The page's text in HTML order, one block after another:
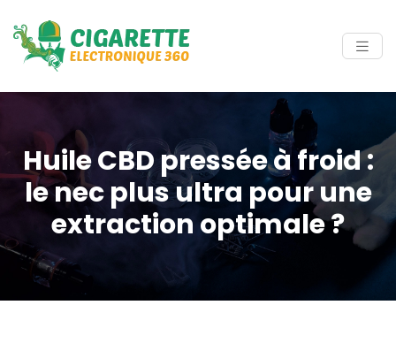
Huile CBD pressée à froid :
le nec plus ultra pour une
extraction optimale ?